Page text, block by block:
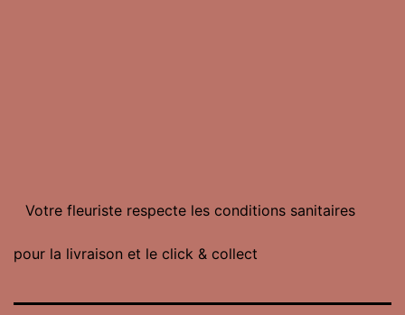
Votre fleuriste respecte les conditions sanitaires
pour la livraison et le click & collect